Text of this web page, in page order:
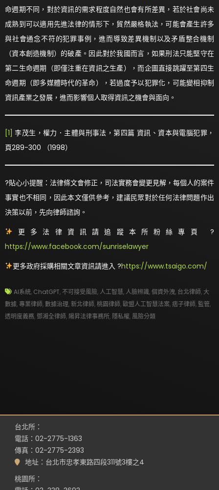
命週期不同，對於資訊的需求程度自然也會有所差異，若於社會尚未
成熟到可以適用先進法律的情形下，貿然嚴格執法，可能會產生許多
與社會通念不符的犯罪事例，進而導致差異機制以及矛盾整合機制
（資本創造機制）的破產。因此對於我國而言，如果刑法只能堅守在
第二生命週期（即僅注重在資訊之生產），而企圖直接跳躍至第四生
命週期（即多媒體時代的革命），若過度予以犯罪化，可能變相抑制
資訊產業之發展，進而影響個人取得資訊之機會與面向。
[1] 李茂生，權力．主體與刑事法，第四篇 資訊、資本與電腦犯罪，
頁289-300 （1998）
?貼心小提醒：法律條文會修正，司法實務會變更見解，每個人的案件
事實也不相同，因此本文僅供參考，建議民眾對於任何法律問題作出
決策以前，先向律師諮詢。
更多法律資訊請追蹤本所粉絲專頁 ?
https://www.facebook.com/sunriselawyer
更多政府採購相關文章資訊請進入 ?https://www.tsaigo.com/
AI系統, ChatGPT, 不可接受風險, 人工智慧, 人臉辨識,個資外洩, 台北律師, 大
數據,專業律師,數據治理,新北律師,桃園律師,歐盟人工智慧法案,痞子律師, 監管,
透明度義務, 鄧湘全律師, 陽昇法律事務所, 隱私權, 風險分類
台北所：
電話：02-2775-1363
傳真：02-2775-2393
地址：台北市忠孝東路四段311號3樓之4
桃園所：